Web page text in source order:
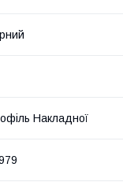
Накладної